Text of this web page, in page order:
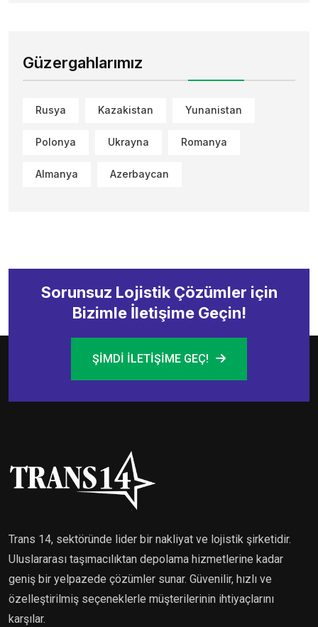
Güzergahlarımız
Rusya Kazakistan Yunanistan
Polonya Ukrayna Romanya
Almanya Azerbaycan
Sorunsuz Lojistik Çözümler için
Bizimle İletişime Geçin!
ŞIMDI İLETIŞIME GEÇ!
Trans 14, sektöründe lider bir nakliyat ve lojistik şirketidir.
Uluslararası taşımacılıktan depolama hizmetlerine kadar
geniş bir yelpazede çözümler sunar. Güvenilir, hızlı ve
özelleştirilmiş seçeneklerle müşterilerinin ihtiyaçlarını
karşılar.